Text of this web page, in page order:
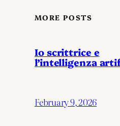
MORE POSTS
Io scrittrice e
l’intelligenza
February 9, 2026